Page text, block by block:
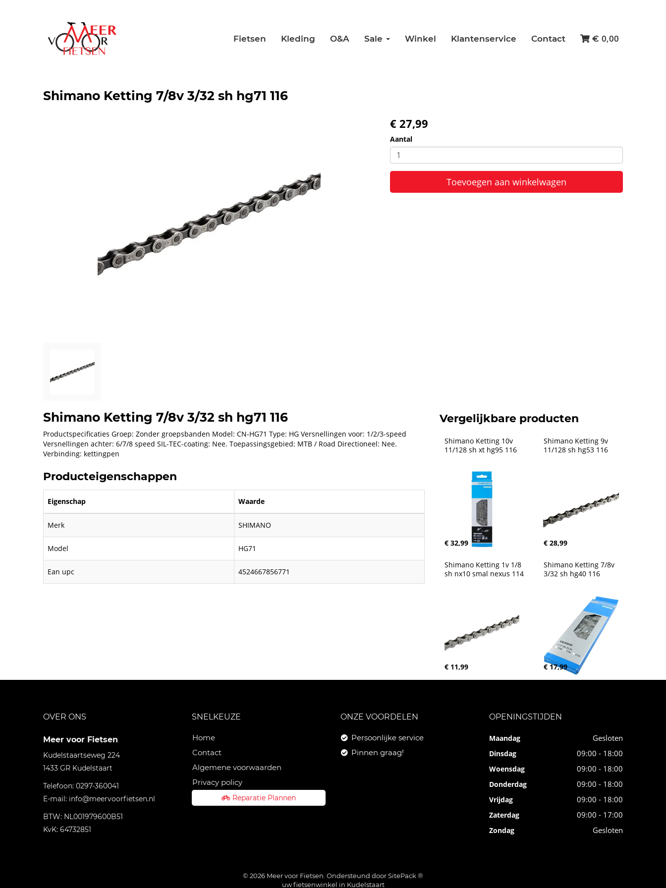
Fietsen Kleding O&A Sale Winkel Klantenservice Contact € 0,00
Shimano Ketting 7/8v 3/32 sh hg71 116
€ 27,99
Aantal
Toevoegen aan winkelwagen
Shimano Ketting 7/8v 3/32 sh hg71 116
Productspecificaties Groep: Zonder groepsbanden Model: CN-HG71 Type: HG Versnellingen voor: 1/2/3-speed
Versnellingen achter: 6/7/8 speed SIL-TEC-coating: Nee. Toepassingsgebied: MTB / Road Directioneel: Nee.
Verbinding: kettingpen
Producteigenschappen
Eigenschap Waarde
Merk SHIMANO
Model HG71
Ean upc 4524667856771
Vergelijkbare producten
Shimano Ketting 10v
11/128 sh xt hg95 116
€ 32,99
Shimano Ketting 9v
11/128 sh hg53 116
€ 28,99
Shimano Ketting 1v 1/8
sh nx10 smal nexus 114
€ 11,99
Shimano Ketting 7/8v
3/32 sh hg40 116
€ 17,99
OVER ONS
Meer voor Fietsen
Kudelstaartseweg 224
1433 GR Kudelstaart
Telefoon: 0297-360041
E-mail: info@meervoorfietsen.nl
BTW: NL001979600B51
KvK: 64732851
SNELKEUZE
Home
Contact
Algemene voorwaarden
Privacy policy
Reparatie Plannen
ONZE VOORDELEN
Persoonlijke service
Pinnen graag!
OPENINGSTIJDEN
Maandag Gesloten
Dinsdag 09:00 - 18:00
Woensdag 09:00 - 18:00
Donderdag 09:00 - 18:00
Vrijdag 09:00 - 18:00
Zaterdag 09:00 - 17:00
Zondag Gesloten
© 2026 Meer voor Fietsen. Ondersteund doorSitePack ®
uw fietsenwinkel in Kudelstaart